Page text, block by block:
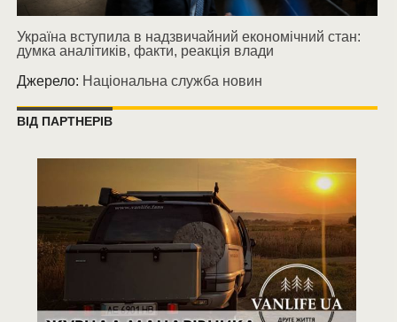
Україна вступила в надзвичайний економічний стан:
думка аналітиків, факти, реакція влади
Джерело: Національна служба новин
ВІД ПАРТНЕРІВ